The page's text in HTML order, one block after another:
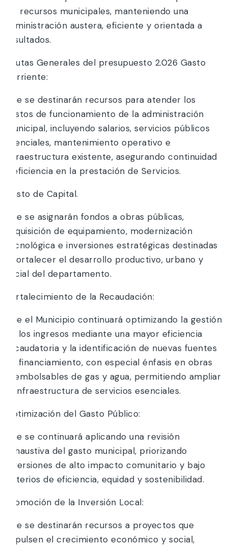
los recursos municipales, manteniendo una
administración austera, eficiente y orientada a
resultados.
Pautas Generales del presupuesto 2.026 Gasto
Corriente:
Que se destinarán recursos para atender los
gastos de funcionamiento de la administración
municipal, incluyendo salarios, servicios públicos
esenciales, mantenimiento operativo e
infraestructura existente, asegurando continuidad
y eficiencia en la prestación de Servicios.
Gasto de Capital.
Que se asignarán fondos a obras públicas,
adquisición de equipamiento, modernización
tecnológica e inversiones estratégicas destinadas
a fortalecer el desarrollo productivo, urbano y
social del departamento.
Fortalecimiento de la Recaudación:
Que el Municipio continuará optimizando la gestión
de los ingresos mediante una mayor eficiencia
recaudatoria y la identificación de nuevas fuentes
de financiamiento, con especial énfasis en obras
reembolsables de gas y agua, permitiendo ampliar
la infraestructura de servicios esenciales.
Optimización del Gasto Público:
Que se continuará aplicando una revisión
exhaustiva del gasto municipal, priorizando
inversiones de alto impacto comunitario y bajo
criterios de eficiencia, equidad y sostenibilidad.
Promoción de la Inversión Local:
Que se destinarán recursos a proyectos que
impulsen el crecimiento económico y social,